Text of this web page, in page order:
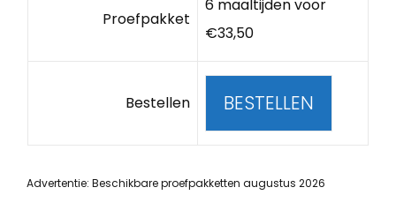
Proefpakket
6 maaltijden voor
€33,50
Bestellen BESTELLEN
Advertentie: Beschikbare proefpakketten augustus 2026